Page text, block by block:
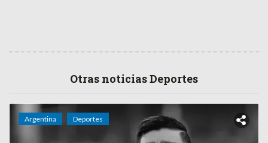
Otras noticias Deportes
Argentina Deportes